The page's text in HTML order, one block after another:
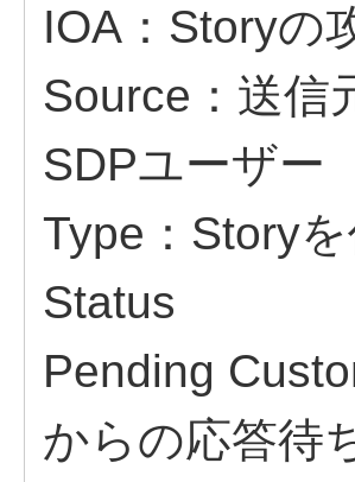
IOA：Storyの
Source：送信
SDPユーザー
Type：Story
Status
Pending
からの応答待